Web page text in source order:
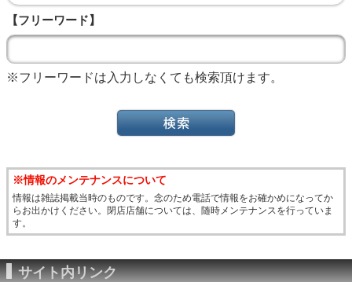
【フリーワード】
※フリーワードは入力しなくても検索頂けます。
※情報のメンテナンスについて
情報は雑誌掲載当時のものです。念のため電話で情報をお確かめになってか
らお出かけください。閉店店舗については、随時メンテナンスを行っていま
す。
サイト内リンク